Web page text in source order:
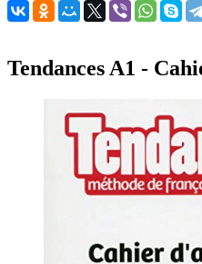
Tendances A1 -